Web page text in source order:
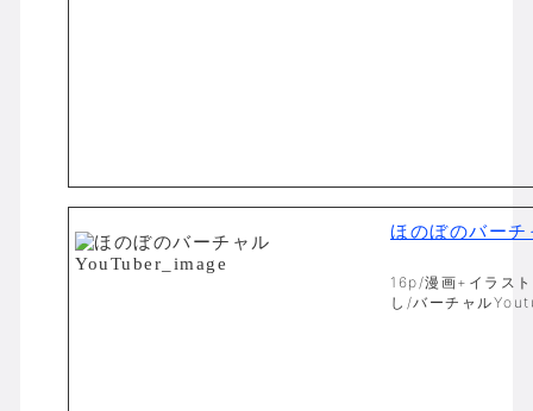
ほのぼのバー
16p/漫画+イラス
し/バーチャル